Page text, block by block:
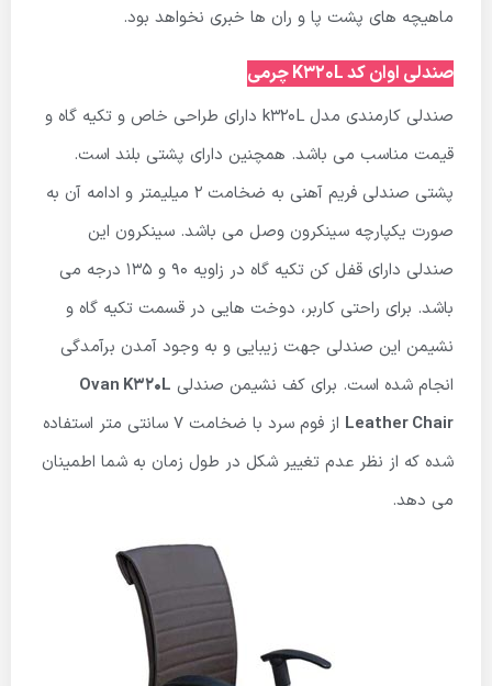
ماهیچه های پشت پا و ران ها خبری نخواهد بود.
صندلی اوان کد K320L چرمی
صندلی کارمندی مدل k320L دارای طراحی خاص و تکیه گاه و
قیمت مناسب می باشد. همچنین دارای پشتی بلند است.
پشتی صندلی فریم آهنی به ضخامت ۲ میلیمتر و ادامه آن به
صورت یکپارچه سینکرون وصل می باشد. سینکرون این
صندلی دارای قفل کن تکیه گاه در زاویه ۹۰ و ۱۳۵ درجه می
باشد. برای راحتی کاربر، دوخت هایی در قسمت تکیه گاه و
نشیمن این صندلی جهت زیبایی و به وجود آمدن برآمدگی
انجام شده است. برای کف نشیمن صندلی Ovan K320L
Leather Chair
از فوم سرد با ضخامت ۷ سانتی متر استفاده
شده که از نظر عدم تغییر شکل در طول زمان به شما اطمینان
می دهد.